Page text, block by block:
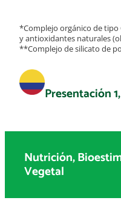
*Complejo orgánico de
y antioxidantes naturales
**Complejo de silicato de
Presentación
Nutrición,
Vegetal